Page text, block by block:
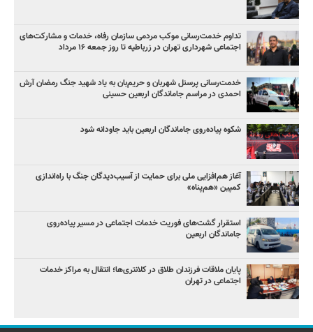
تداوم خدمت‌رسانی موکب مردمی سازمان رفاه، خدمات و مشارکت‌های
اجتماعی شهرداری تهران در زرباطیه تا روز جمعه ۱۶ مرداد
خدمت‌رسانی پرسنل شهربان و حریم‌بان به یاد شهید جنگ رمضان آرش
احمدی در مراسم جاماندگان اربعین حسینی
شکوه پیاده‌روی جاماندگان اربعین باید جاودانه شود
آغاز هم‌افزایی ملی برای حمایت از آسیب‌دیدگان جنگ با راه‌اندازی
کمپین «هم‌پناه»
استقرار گشت‌های فوریت خدمات اجتماعی در مسیر پیاده‌روی
جاماندگان اربعین
پایان ملاقات فرزندان طلاق در کلانتری‌ها؛ انتقال به مراکز خدمات
اجتماعی در تهران